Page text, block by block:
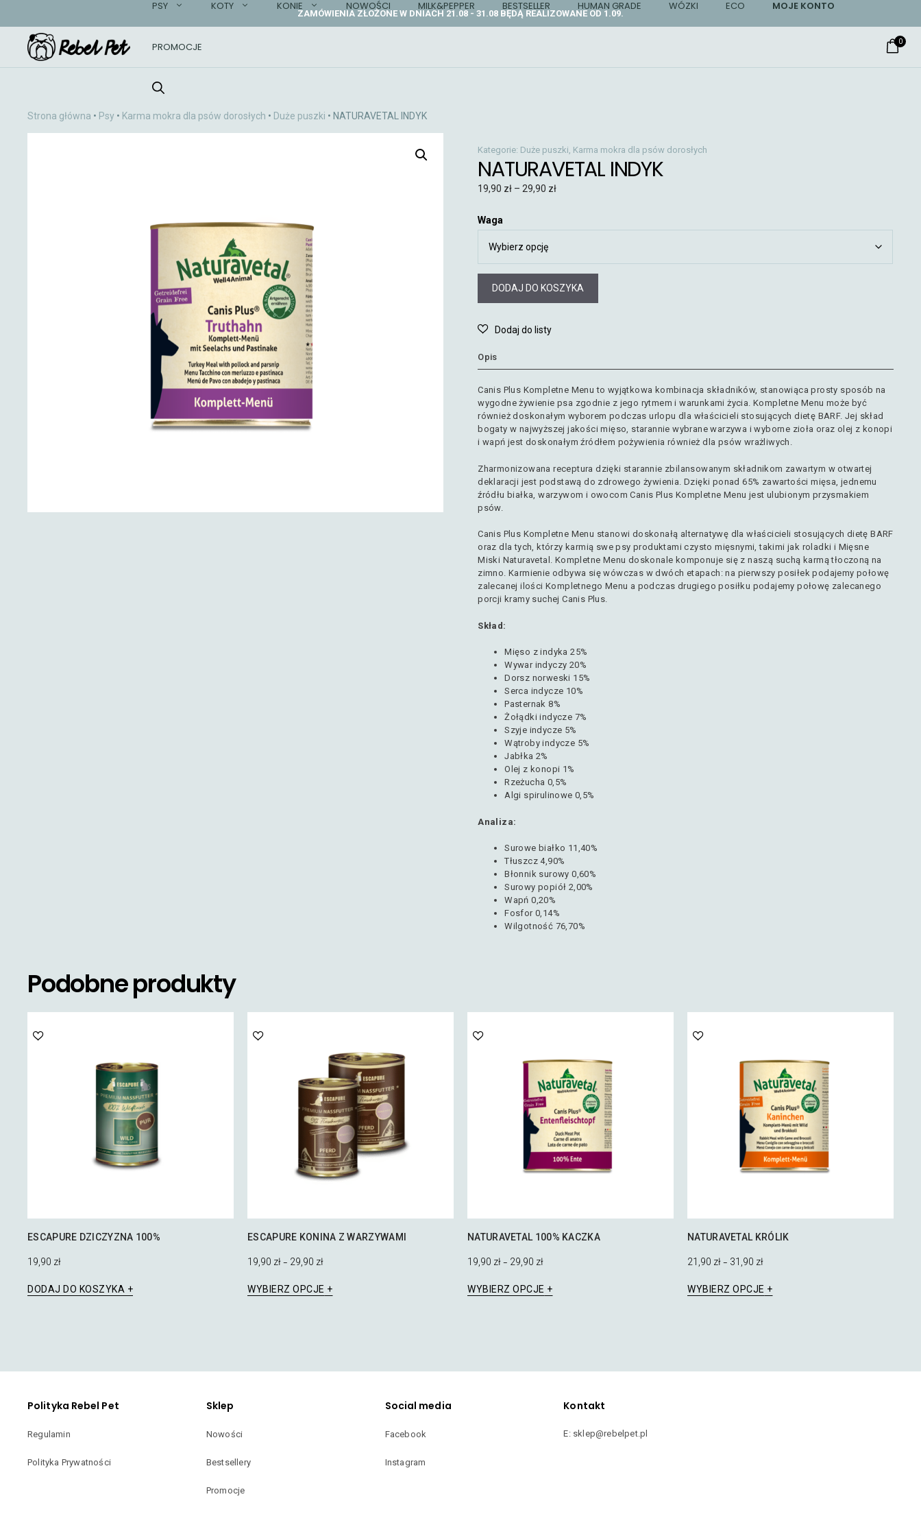
ZAMÓWIENIA ZŁOŻONE W DNIACH 21.08 - 31.08 BĘDĄ REALIZOWANE OD 1.09.
PSY KOTY KONIE NOWOŚCI MILK&PEPPER BESTSELLER HUMAN GRADE WÓZKI ECO MOJE KONTO
PROMOCJE 0
Strona główna • Psy • Karma mokra dla psów dorosłych • Duże puszki • NATURAVETAL INDYK
NATURAVETAL INDYK
19,90 zł – 29,90 zł
Opis
Canis Plus Kompletne Menu to wyjątkowa kombinacja składników, stanowiąca prosty sposób na
wygodne żywienie psa zgodnie z jego rytmem i warunkami życia. Kompletne Menu może być
również doskonałym wyborem podczas urlopu dla właścicieli stosujących dietę BARF. Jej skład
bogaty w najwyższej jakości mięso, starannie wybrane warzywa i wyborne zioła oraz olej z konopi
i wapń jest doskonałym źródłem pożywienia również dla psów wrażliwych.
Zharmonizowana receptura dzięki starannie zbilansowanym składnikom zawartym w otwartej
deklaracji jest podstawą do zdrowego żywienia. Dzięki ponad 65% zawartości mięsa, jednemu
źródłu białka, warzywom i owocom Canis Plus Kompletne Menu jest ulubionym przysmakiem
psów.
Canis Plus Kompletne Menu stanowi doskonałą alternatywę dla właścicieli stosujących dietę BARF
oraz dla tych, którzy karmią swe psy produktami czysto mięsnymi, takimi jak roladki i Mięsne
Miski Naturavetal. Kompletne Menu doskonale komponuje się z naszą suchą karmą tłoczoną na
zimno. Karmienie odbywa się wówczas w dwóch etapach: na pierwszy posiłek podajemy połowę
zalecanej ilości Kompletnego Menu a podczas drugiego posiłku podajemy połowę zalecanego
porcji kramy suchej Canis Plus.
Skład:
Mięso z indyka 25%
Wywar indyczy 20%
Dorsz norweski 15%
Serca indycze 10%
Pasternak 8%
Żołądki indycze 7%
Szyje indycze 5%
Wątroby indycze 5%
Jabłka 2%
Olej z konopi 1%
Rzeżucha 0,5%
Algi spirulinowe 0,5%
Analiza:
Surowe białko 11,40%
Tłuszcz 4,90%
Błonnik surowy 0,60%
Surowy popiół 2,00%
Wapń 0,20%
Fosfor 0,14%
Wilgotność 76,70%
Waga
DODAJ DO KOSZYKA
Kategorie: Duże puszki, Karma mokra dla psów dorosłych
Podobne produkty
ESCAPURE DZICZYZNA 100%
19,90 zł
DODAJ DO KOSZYKA
ESCAPURE KONINA Z WARZYWAMI
19,90 zł – 29,90 zł
WYBIERZ OPCJE
produkt
NATURAVETAL 100% KACZKA
19,90 zł – 29,90 zł
WYBIERZ OPCJE
produkt
stronie
NATURAVETAL KRÓLIK
21,90 zł – 31,90 zł
WYBIERZ OPCJE
produkt
Polityka Rebel Pet
Regulamin
Polityka Prywatności
Sklep
Nowości
Bestsellery
Promocje
Social media
Facebook
Instagram
Kontakt
E: sklep@rebelpet.pl